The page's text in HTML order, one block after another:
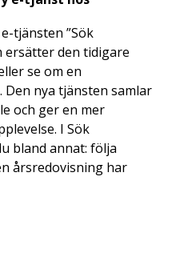
tjänsten ”Sök
den tidigare
se om en
nya tjänsten samlar
och ger en mer
I Sök
bland annat: följa
årsredovisning har